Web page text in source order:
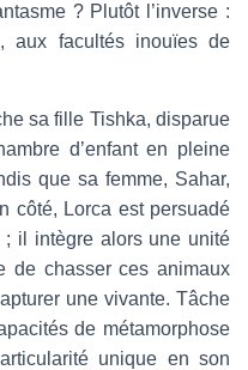
? Plutôt l’inverse :
aux facultés inouïes de
sa fille Tishka, disparue
d’enfant en pleine
que sa femme, Sahar,
côté, Lorca est persuadé
il intègre alors une unité
de chasser ces animaux
une vivante. Tâche
de métamorphose
unique en son